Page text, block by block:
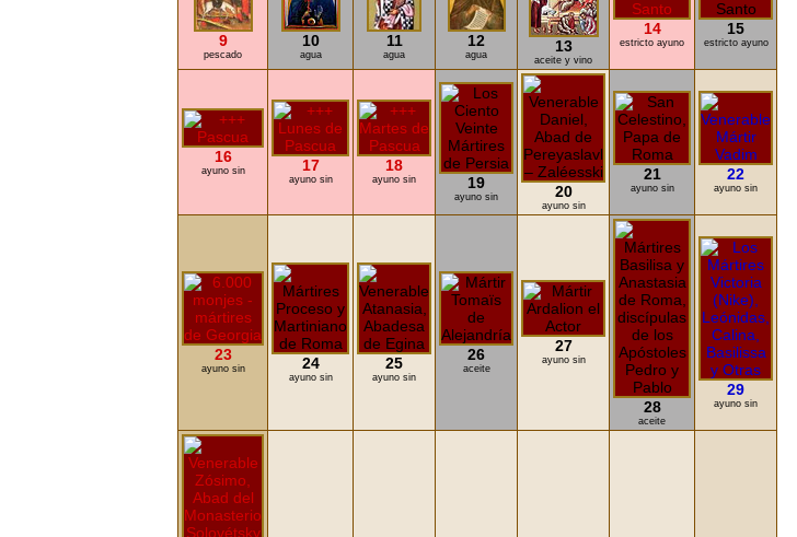
9
pescado
10
agua
11
agua
12
agua 13
aceite y vino
14
estricto ayuno
15
estricto ayuno
16
ayuno sin 17
ayuno sin
18
ayuno sin 19
ayuno sin 20
ayuno sin
21
ayuno sin
22
ayuno sin
23
ayuno sin 24
ayuno sin
25
ayuno sin
26
aceite
27
ayuno sin
28
aceite
29
ayuno sin